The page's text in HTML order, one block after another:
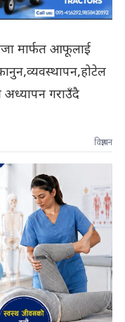
मार्फत आफूलाई
अध्यापन गराउँदै
विज्ञापन